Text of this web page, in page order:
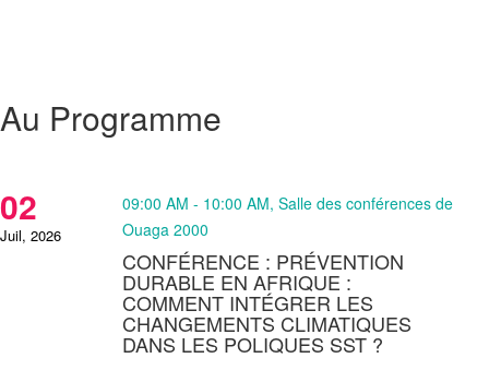
Au Programme
02
Juil, 2026
09:00 AM - 10:00 AM, Salle des conférences de
Ouaga 2000
CONFÉRENCE : PRÉVENTION
DURABLE EN AFRIQUE :
COMMENT INTÉGRER LES
CHANGEMENTS CLIMATIQUES
DANS LES POLIQUES SST ?